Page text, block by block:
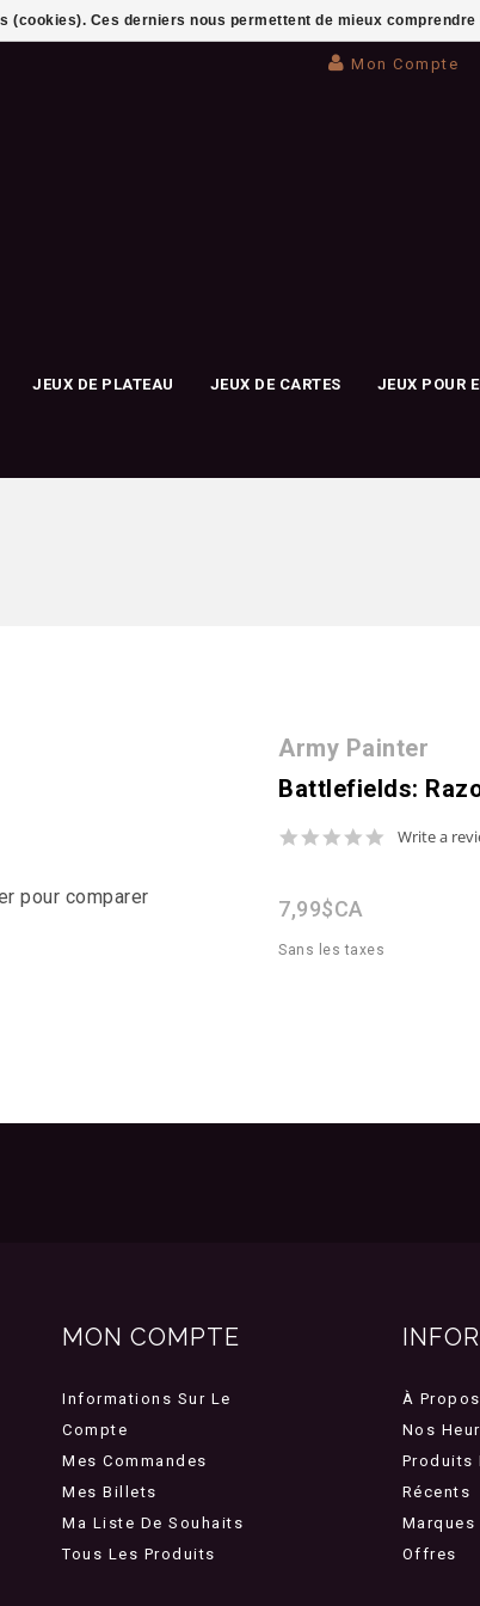
Mon Compte
JEUX DE PLATEAU JEUX DE CARTES JEUX POUR
Army Painter
Battlefields:
0.0
Write a
7,99$CA
Sans les taxes
pour comparer
MON COMPTE
Informations Sur Le
Compte
Mes Commandes
Mes Billets
Ma Liste De Souhaits
Tous Les Produits
À
Nos
Produits
Récents
Marques
Offres
Ces derniers nous permettent de mieux